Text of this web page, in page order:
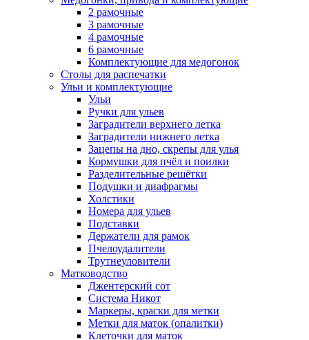
2 рамочные
3 рамочные
4 рамочные
6 рамочные
Комплектующие для медогонок
Столы для распечатки
Ульи и комплектующие
Ульи
Ручки для ульев
Заградители верхнего летка
Заградители нижнего летка
Зацепы на дно, скрепы для улья
Кормушки для пчёл и поилки
Разделительные решётки
Подушки и диафрагмы
Холстики
Номера для ульев
Подставки
Держатели для рамок
Пчелоудалители
Трутнеуловители
Матководство
Джентерский сот
Система Никот
Маркеры, краски для метки
Метки для маток (опалитки)
Клеточки для маток